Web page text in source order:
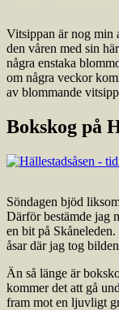
Vitsippan är nog min
den våren med sin
några enstaka
om några veckor
av blommande
Bokskog på
Söndagen bjöd
Därför bestämde jag
en bit på
åsar där jag tog
Än så länge är
kommer det att gå
fram mot en ljuvligt